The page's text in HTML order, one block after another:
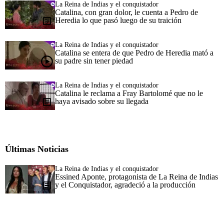
La Reina de Indias y el conquistador
Catalina, con gran dolor, le cuenta a Pedro de
Heredia lo que pasó luego de su traición
La Reina de Indias y el conquistador
Catalina se entera de que Pedro de Heredia mató a
su padre sin tener piedad
La Reina de Indias y el conquistador
Catalina le reclama a Fray Bartolomé que no le
haya avisado sobre su llegada
Últimas Noticias
La Reina de Indias y el conquistador
Essined Aponte, protagonista de La Reina de Indias
y el Conquistador, agradeció a la producción